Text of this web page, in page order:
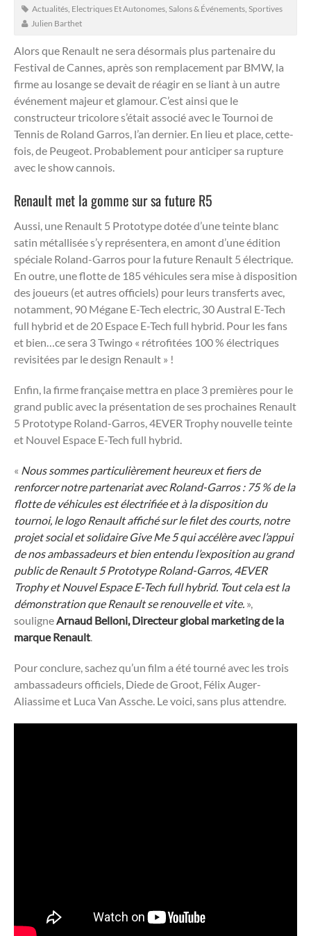
Actualités Electriques Et Autonomes Salons & Événements Sportives
Julien Barthet
Alors que Renault ne sera désormais plus partenaire du
Festival de Cannes, après son remplacement par BMW, la
firme au losange se devait de réagir en se liant à un autre
événement majeur et glamour.C’est ainsi que le
constructeur tricolore s’était associé avec le Tournoi de
Tennis de Roland Garros, l’an dernier. En lieu et place, cette-
fois, de Peugeot. Probablement pour anticiper sa rupture
avec le show cannois.
Renault met la gomme sur sa future R5
Aussi, une Renault 5 Prototype dotée d’une teinte blanc
satin métallisée s’y représentera, en amont d’une édition
spéciale Roland-Garros pour la future Renault 5 électrique.
En outre, une flotte de 185 véhicules sera mise à disposition
des joueurs (et autres officiels) pour leurs transferts avec,
notamment, 90 Mégane E-Tech electric, 30 Austral E-Tech
full hybrid et de 20 Espace E-Tech full hybrid. Pour les fans
et bien…ce sera 3 Twingo « rétrofitées 100 % électriques
revisitées par le design Renault » !
Enfin, la firme française mettra en place 3 premières pour le
grand public avec la présentation de ses prochaines Renault
5 Prototype Roland-Garros, 4EVER Trophy nouvelle teinte
et Nouvel Espace E-Tech full hybrid.
« Nous sommes particulièrement heureux et fiers de
renforcer notre partenariat avec Roland-Garros : 75 % de la
flotte de véhicules est électrifiée et à la disposition du
tournoi, le logo Renault affiché sur le filet des courts, notre
projet social et solidaire Give Me 5 qui accélère avec l’appui
de nos ambassadeurs et bien entendu l’exposition au grand
public de Renault 5 Prototype Roland-Garros, 4EVER
Trophy et Nouvel Espace E-Tech full hybrid. Tout cela est la
démonstration que Renault se renouvelle et vite. »,
souligneArnaud Belloni, Directeur global marketing de la
marque Renault.
Pour conclure, sachez qu’un film a été tourné avec les trois
ambassadeurs officiels, Diede de Groot, Félix Auger-
Aliassime et Luca Van Assche. Le voici, sans plus attendre.